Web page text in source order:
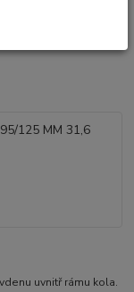
31,6
uvnitř rámu kola.